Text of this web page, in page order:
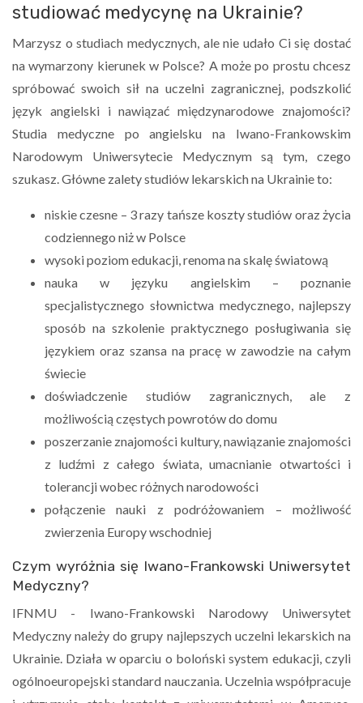
studiować medycynę na Ukrainie?
Marzysz o studiach medycznych, ale nie udało Ci się dostać
na wymarzony kierunek w Polsce? A może po prostu chcesz
spróbować swoich sił na uczelni zagranicznej, podszkolić
język angielski i nawiązać międzynarodowe znajomości?
Studia medyczne po angielsku na Iwano-Frankowskim
Narodowym Uniwersytecie Medycznym są tym, czego
szukasz. Główne zalety studiów lekarskich na Ukrainie to:
niskie czesne – 3 razy tańsze koszty studiów oraz życia
codziennego niż w Polsce
wysoki poziom edukacji, renoma na skalę światową
nauka w języku angielskim – poznanie
specjalistycznego słownictwa medycznego, najlepszy
sposób na szkolenie praktycznego posługiwania się
językiem oraz szansa na pracę w zawodzie na całym
świecie
doświadczenie studiów zagranicznych, ale z
możliwością częstych powrotów do domu
poszerzanie znajomości kultury, nawiązanie znajomości
z ludźmi z całego świata, umacnianie otwartości i
tolerancji wobec różnych narodowości
połączenie nauki z podróżowaniem – możliwość
zwierzenia Europy wschodniej
Czym wyróżnia się Iwano-Frankowski Uniwersytet
Medyczny?
IFNMU - Iwano-Frankowski Narodowy Uniwersytet
Medyczny należy do grupy najlepszych uczelni lekarskich na
Ukrainie. Działa w oparciu o boloński system edukacji, czyli
ogólnoeuropejski standard nauczania. Uczelnia współpracuje